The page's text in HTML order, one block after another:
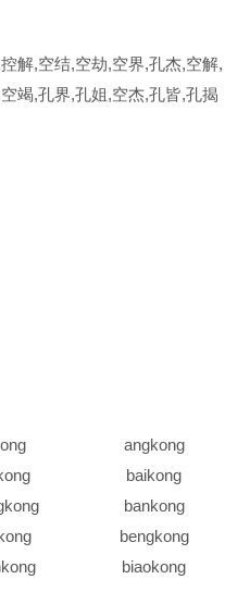
解,空结,空劫,空界,孔杰,空解,
竭,孔界,孔姐,空杰,孔皆,孔揭
angkong
baikong
bankong
bengkong
biaokong